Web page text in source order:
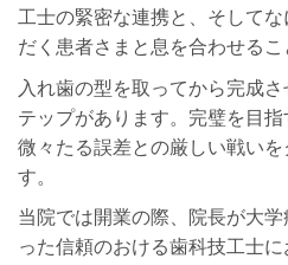
工士の緊密な連携と、そして
だく患者さまと息を合わせるこ
入れ歯の型を取ってから完成
テップがあります。完璧を目指
微々たる誤差との厳しい戦い
す。
当院では開業の際、院長が大
った信頼のおける歯科技工士